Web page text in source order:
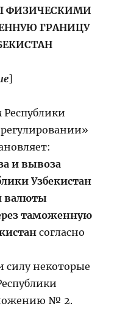
ФИЗИЧЕСКИМИ
ГРАНИЦУ
]
Республики
и вывоза
Узбекистан
валюты
таможенную
согласно
силу некоторые
№ 2.